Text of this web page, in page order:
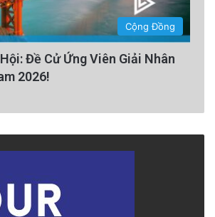
Cộng Đồng
Đề Cử Ứng Viên Giải Nhân
2026!